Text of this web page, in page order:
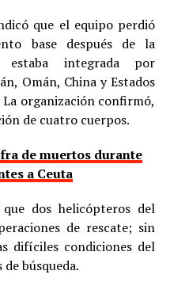
que el equipo perdió
base después de la
estaba integrada por
Omán, China y Estados
organización confirmó,
de cuatro cuerpos.
de muertos durante
a Ceuta
dos helicópteros del
de rescate; sin
difíciles condiciones del
búsqueda.